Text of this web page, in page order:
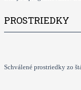
PROSTRIEDKY
Schválené prostriedky zo